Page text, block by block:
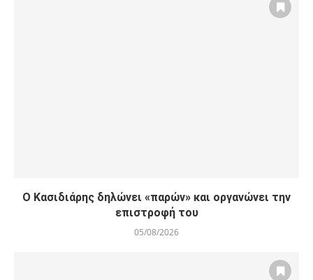
Ο Κασιδιάρης δηλώνει «παρών» και οργανώνει την
επιστροφή του
05/08/2026